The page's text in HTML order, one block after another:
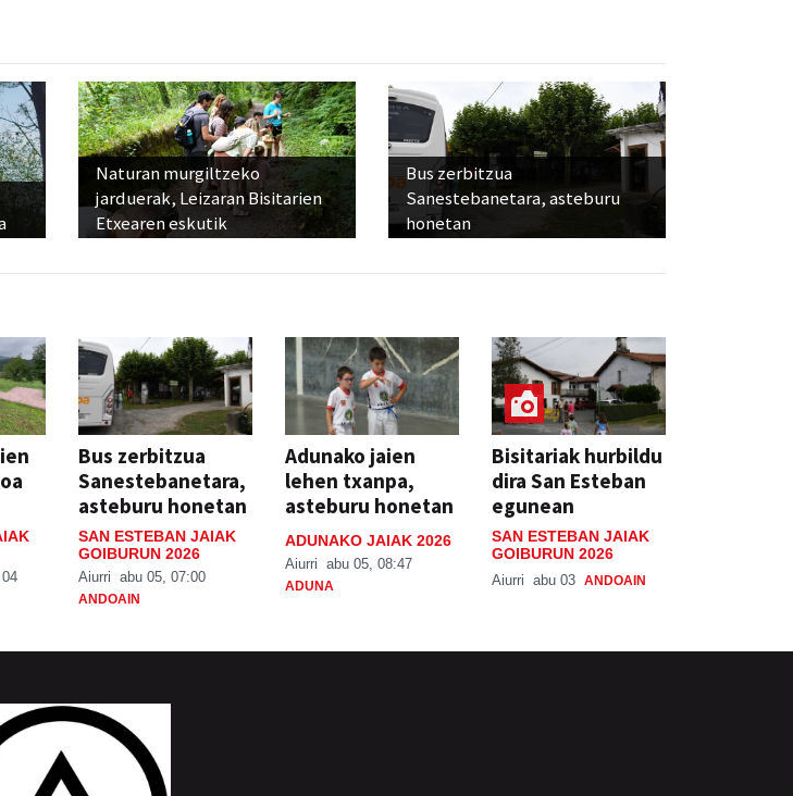
Naturan murgiltzeko
jarduerak, Leizaran Bisitarien
Etxearen eskutik
Bus zerbitzua
Sanestebanetara, asteburu
honetan
Bus zerbitzua
Sanestebanetara,
asteburu honetan
SAN ESTEBAN JAIAK
GOIBURUN 2026
Aiurri abu 05, 07:00
ANDOAIN
Adunako jaien
lehen txanpa,
asteburu honetan
ADUNAKO JAIAK 2026
Aiurri abu 05, 08:47
ADUNA
Bisitariak hurbildu
dira San Esteban
egunean
SAN ESTEBAN JAIAK
GOIBURUN 2026
Aiurri abu 03 ANDOAIN